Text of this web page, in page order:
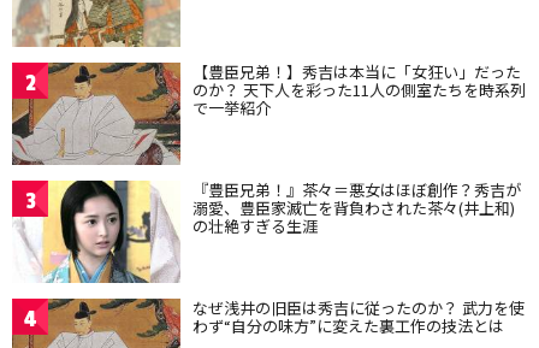
2 【豊臣兄弟！】秀吉は本当に「女狂い」だった
のか？ 天下人を彩った11人の側室たちを時系列
で一挙紹介
3 『豊臣兄弟！』茶々＝悪女はほぼ創作？秀吉が
溺愛、豊臣家滅亡を背負わされた茶々(井上和)
の壮絶すぎる生涯
4 なぜ浅井の旧臣は秀吉に従ったのか？ 武力を使
わず“自分の味方”に変えた裏工作の技法とは